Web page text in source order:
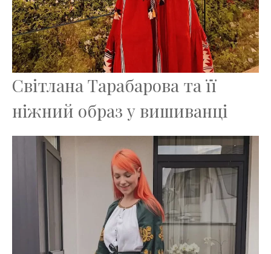
Світлана Тарабарова та її
ніжний образ у вишиванці